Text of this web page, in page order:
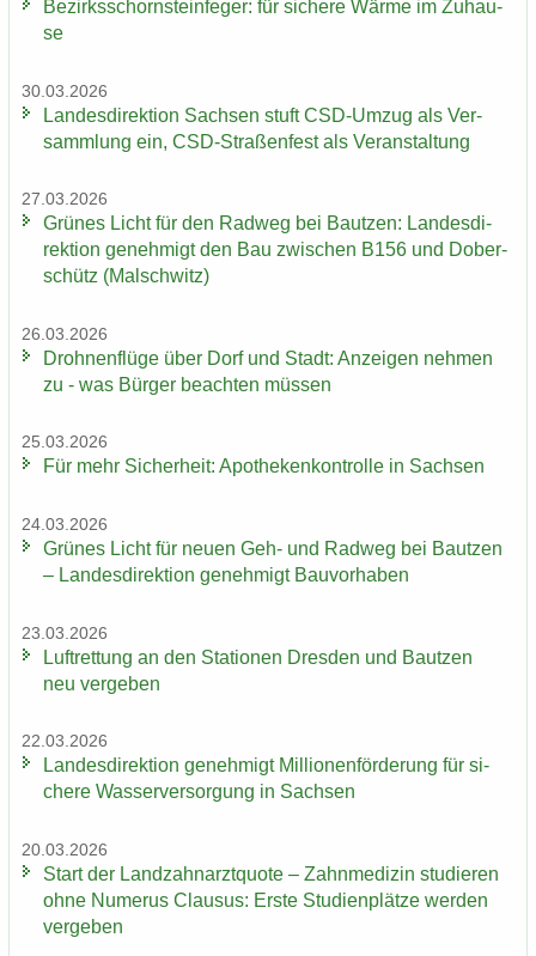
Be­zirks­schorn­stein­fe­ger: für si­che­re Wärme im Zu­hau­
se
30.03.2026
Lan­des­di­rek­ti­on Sach­sen stuft CSD-​Umzug als Ver­
samm­lung ein, CSD-​Straßenfest als Ver­an­stal­tung
27.03.2026
Grü­nes Licht für den Rad­weg bei Baut­zen: Lan­des­di­
rek­ti­on ge­neh­migt den Bau zwi­schen B156 und Do­ber­
schütz (Mal­schwitz)
26.03.2026
Droh­nen­flü­ge über Dorf und Stadt: An­zei­gen neh­men
zu - was Bür­ger be­ach­ten müs­sen
25.03.2026
Für mehr Si­cher­heit: Apo­the­ken­kon­trol­le in Sach­sen
24.03.2026
Grü­nes Licht für neuen Geh- und Rad­weg bei Baut­zen
– Lan­des­di­rek­ti­on ge­neh­migt Bau­vor­ha­ben
23.03.2026
Luft­ret­tung an den Sta­tio­nen Dres­den und Baut­zen
neu ver­ge­ben
22.03.2026
Lan­des­di­rek­ti­on ge­neh­migt Mil­lio­nen­för­de­rung für si­
che­re Was­ser­ver­sor­gung in Sach­sen
20.03.2026
Start der Land­zahn­arzt­quo­te – Zahn­me­di­zin stu­die­ren
ohne Nu­me­rus Clau­sus: Erste Stu­di­en­plät­ze wer­den
ver­ge­ben